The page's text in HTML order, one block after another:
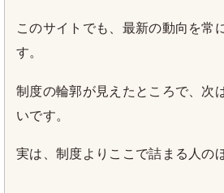
このサイトでも、最新の動向を常
す。
制度の輪郭が見えたところで、次
いです。
実は、制度よりここで詰まる人の